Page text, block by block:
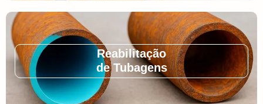
Reabilitação
de Tubagens